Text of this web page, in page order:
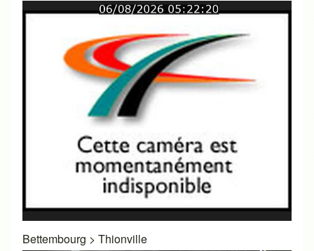
Bettembourg > Thionville